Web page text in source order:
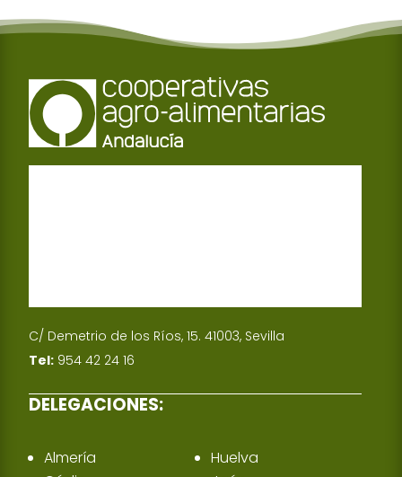
C/ Demetrio de los Ríos, 15. 41003, Sevilla
Tel: 954 42 24 16
DELEGACIONES:
Almería
Huelva